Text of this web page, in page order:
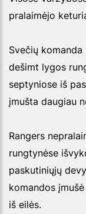
pralaimėjo
Svečių
dešimt lygos
septyniose iš
įmušta daugiau
Rangers
rungtynėse
paskutiniųjų
komandos
iš eilės.